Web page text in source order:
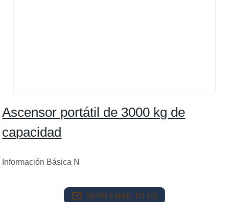
Ascensor portátil de 3000 kg de
capacidad
Información Básica N
SEND EMAIL TO US